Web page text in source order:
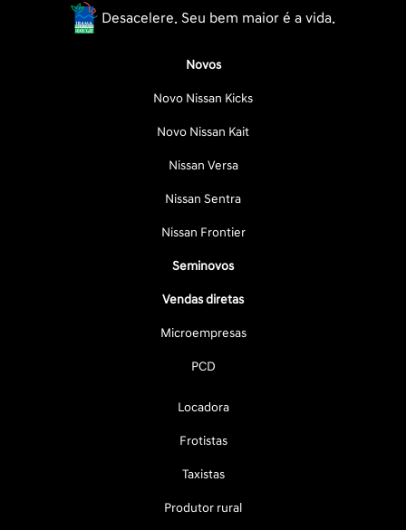
Desacelere. Seu bem maior é a vida.
Novos
Novo Nissan Kicks
Novo Nissan Kait
Nissan Versa
Nissan Sentra
Nissan Frontier
Seminovos
Vendas diretas
Microempresas
PCD
Locadora
Frotistas
Taxistas
Produtor rural